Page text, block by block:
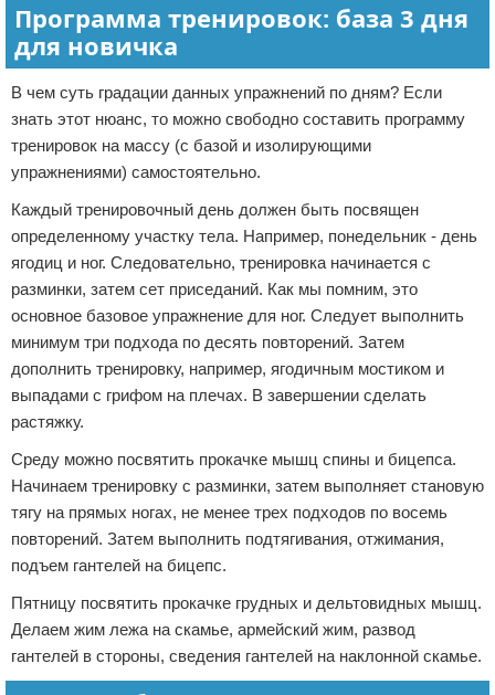
Программа тренировок: база 3 дня
для новичка
В чем суть градации данных упражнений по дням? Если
знать этот нюанс, то можно свободно составить программу
тренировок на массу (с базой и изолирующими
упражнениями) самостоятельно.
Каждый тренировочный день должен быть посвящен
определенному участку тела. Например, понедельник - день
ягодиц и ног. Следовательно, тренировка начинается с
разминки, затем сет приседаний. Как мы помним, это
основное базовое упражнение для ног. Следует выполнить
минимум три подхода по десять повторений. Затем
дополнить тренировку, например, ягодичным мостиком и
выпадами с грифом на плечах. В завершении сделать
растяжку.
Среду можно посвятить прокачке мышц спины и бицепса.
Начинаем тренировку с разминки, затем выполняет становую
тягу на прямых ногах, не менее трех подходов по восемь
повторений. Затем выполнить подтягивания, отжимания,
подъем гантелей на бицепс.
Пятницу посвятить прокачке грудных и дельтовидных мышц.
Делаем жим лежа на скамье, армейский жим, развод
гантелей в стороны, сведения гантелей на наклонной скамье.